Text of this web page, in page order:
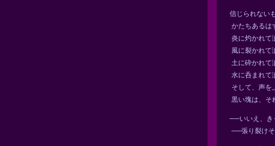
信じられない
かたちあるは
炎に灼かれて
風に裂かれて
土に砕かれて
水に呑まれて
そして、声を
黒い塊は、そ
──いいえ、き
──張り裂けそ